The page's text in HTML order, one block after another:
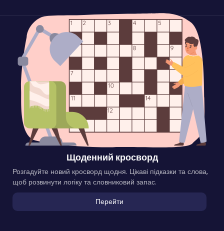
Щоденний кросворд
Розгадуйте новий кросворд щодня. Цікаві підказки та слова,
щоб розвинути логіку та словниковий запас.
Перейти